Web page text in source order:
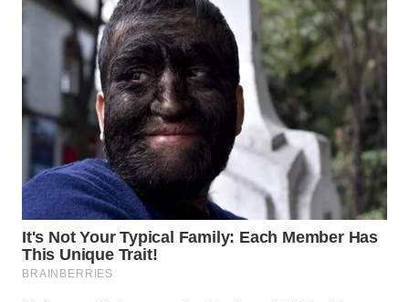
GORONTALO
SULUT
WN
MALUKU
WN
MALUT
WN
DAIRI